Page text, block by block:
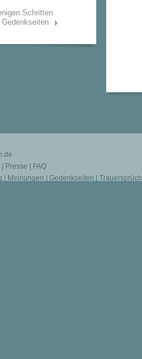
Schritten
Presse
FAQ
Meinungen Gedenkseiten